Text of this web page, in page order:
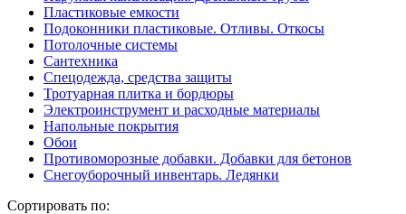
Пластиковые емкости
Подоконники пластиковые. Отливы. Откосы
Потолочные системы
Сантехника
Спецодежда, средства защиты
Тротуарная плитка и бордюры
Электроинструмент и расходные материалы
Напольные покрытия
Обои
Противоморозные добавки. Добавки для бетонов
Снегоуборочный инвентарь. Ледянки
Сортировать по: